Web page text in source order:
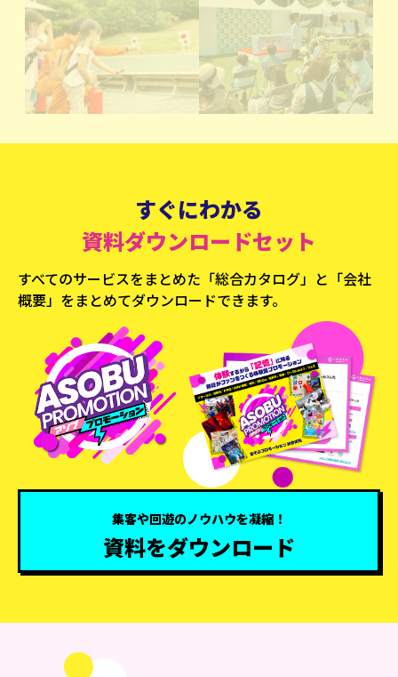
すぐにわかる
資料ダウンロードセット
すべてのサービスをまとめた「総合カタログ」と 「会社
概要」をまとめてダウンロードできます。
集客や回遊のノウハウを凝縮！
資料をダウンロード